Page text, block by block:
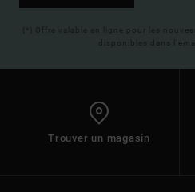
(*) Offre valable en ligne pour les
disponibles dans
Trouver un magasin